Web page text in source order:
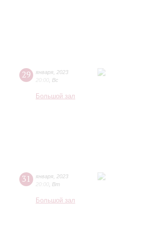
29 января 2023
20:00 Вс
Большой зал
31 января 2023
20:00 Вт
Большой зал